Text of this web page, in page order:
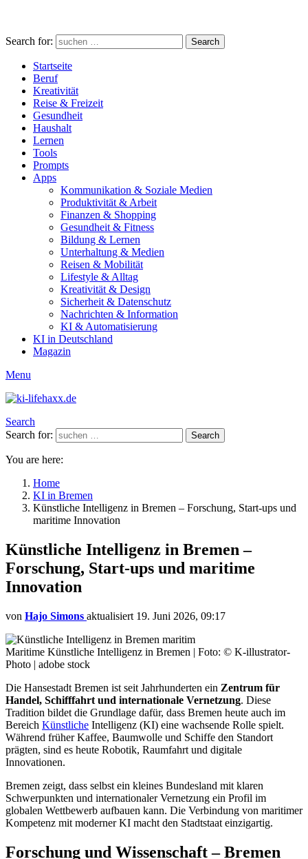
Search for: Search
Startseite
Beruf
Kreativität
Reise & Freizeit
Gesundheit
Haushalt
Lernen
Tools
Prompts
Apps
Kommunikation & Soziale Medien
Produktivität & Arbeit
Finanzen & Shopping
Gesundheit & Fitness
Bildung & Lernen
Unterhaltung & Medien
Reisen & Mobilität
Lifestyle & Alltag
Kreativität & Design
Sicherheit & Datenschutz
Nachrichten & Information
KI & Automatisierung
KI in Deutschland
Magazin
Menu
Search
Search for:
Search
You are here:
Home
KI in Bremen
Künstliche Intelligenz in Bremen – Forschung, Start-ups und
maritime Innovation
Künstliche Intelligenz in Bremen –
Forschung, Start-ups und maritime
Innovation
von Hajo Simons aktualisiert 19. Juni 2026, 09:17
Maritime Künstliche Intelligenz in Bremen | Foto: © K-illustrator-
Photo | adobe stock
Die Hansestadt Bremen ist seit Jahrhunderten ein Zentrum für
Handel, Schifffahrt und internationale Vernetzung. Diese
Tradition bildet die Grundlage dafür, dass Bremen heute auch im
Bereich Künstliche Intelligenz (KI) eine wachsende Rolle spielt.
Während früher Kaffee, Baumwolle und Schiffe den Standort
prägten, sind es heute Robotik, Raumfahrt und digitale
Innovationen.
Bremen zeigt, dass selbst ein kleines Bundesland mit klaren
Schwerpunkten und internationaler Vernetzung ein Profil im
globalen Wettbewerb aufbauen kann. Die Verbindung von maritimer
Kompetenz mit moderner KI macht den Stadtstaat einzigartig.
Forschung und Wissenschaft – Bremen